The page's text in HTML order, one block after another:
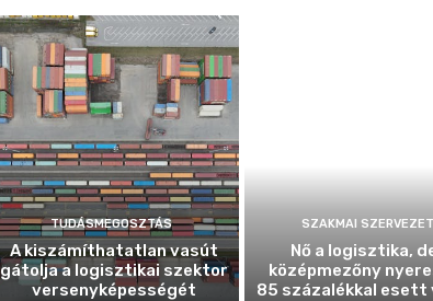
TUDÁSMEGOSZTÁS
A kiszámíthatatlan vasút
gátolja a logisztikai szektor
versenyképességét
SZAKMAI SZERVEZET
Nő a logisztika,
középmezőny
85 százalékkal esett